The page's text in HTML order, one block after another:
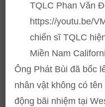
TQLC Phan Văn
https://youtu.be/
chiến sĩ TQLC
Miền Nam
Ông Phát Bùi đã bốc
nhân vật không có
động bãi nhiệm tại